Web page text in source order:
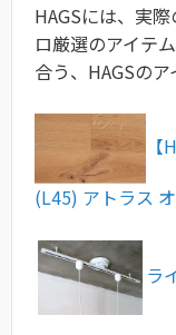
HAGSには、実
ロ厳選のアイテ
合う、HAGSのア
(L45) アトラス
ラ